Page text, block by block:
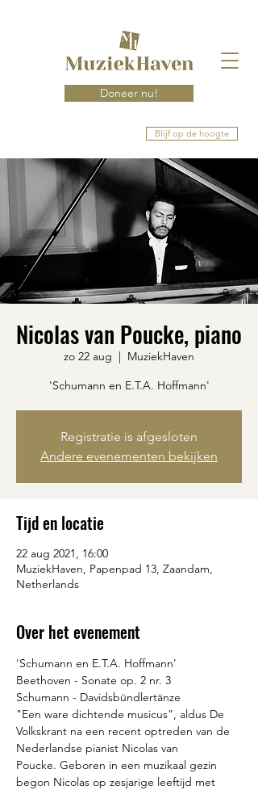
Blijf op de hoogte
Doneer nu!
Nicolas van Poucke, piano
zo 22 aug
  |
MuziekHaven
'Schumann en E.T.A. Hoffmann'
Registratie is afgesloten
Andere evenementen bekijken
Tijd en locatie
22 aug 2021, 16:00
MuziekHaven, Papenpad 13, Zaandam,
Netherlands
Over het evenement
'Schumann en E.T.A. Hoffmann'
Beethoven - Sonate op. 2 nr. 3
Schumann - Davidsbündlertänze
"Een ware dichtende musicus”, aldus De
Volkskrant na een recent optreden van de
Nederlandse pianist Nicolas van
Poucke. Geboren in een muzikaal gezin
begon Nicolas op zesjarige leeftijd met